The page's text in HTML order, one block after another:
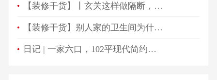
【装修干货】丨玄关这样做隔断，一进门就被惊艳！
【装修干货】别人家的卫生间为什么总是这么好看？
日记 | 一家六口，102平现代简约高颜值生活空间！